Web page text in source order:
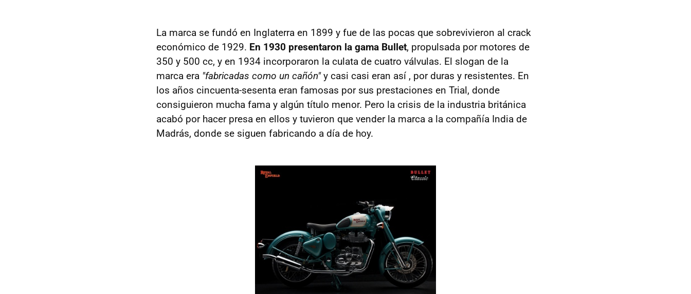
La marca se fundó en Inglaterra en 1899 y fue de las pocas que sobrevivieron al crack
económico de 1929. En 1930 presentaron la gama Bullet, propulsada por motores de
350 y 500 cc, y en 1934 incorporaron la culata de cuatro válvulas. El slogan de la
marca era "fabricadas como un cañón"y casi casi eran así , por duras y resistentes. En
los años cincuenta-sesenta eran famosas por sus prestaciones en Trial, donde
consiguieron mucha fama y algún título menor. Pero la crisis de la industria británica
acabó por hacer presa en ellos y tuvieron que vender la marca a la compañía India de
Madrás, donde se siguen fabricando a día de hoy.